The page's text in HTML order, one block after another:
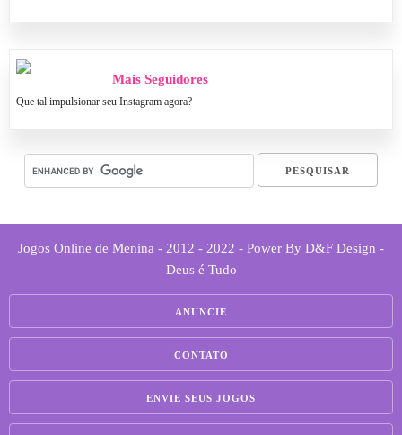
Mais Seguidores
Que tal impulsionar seu Instagram agora?
Jogos Online de Menina - 2012 - 2022 - Power By D&F Design -
Deus é Tudo
ANUNCIE
CONTATO
ENVIE SEUS JOGOS